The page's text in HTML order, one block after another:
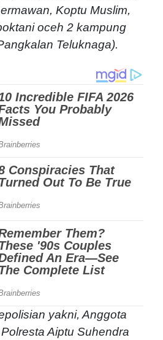
Koptu Muslim,
oceh 2 kampung
Teluknaga).
yakni, Anggota
Aiptu Suhendra